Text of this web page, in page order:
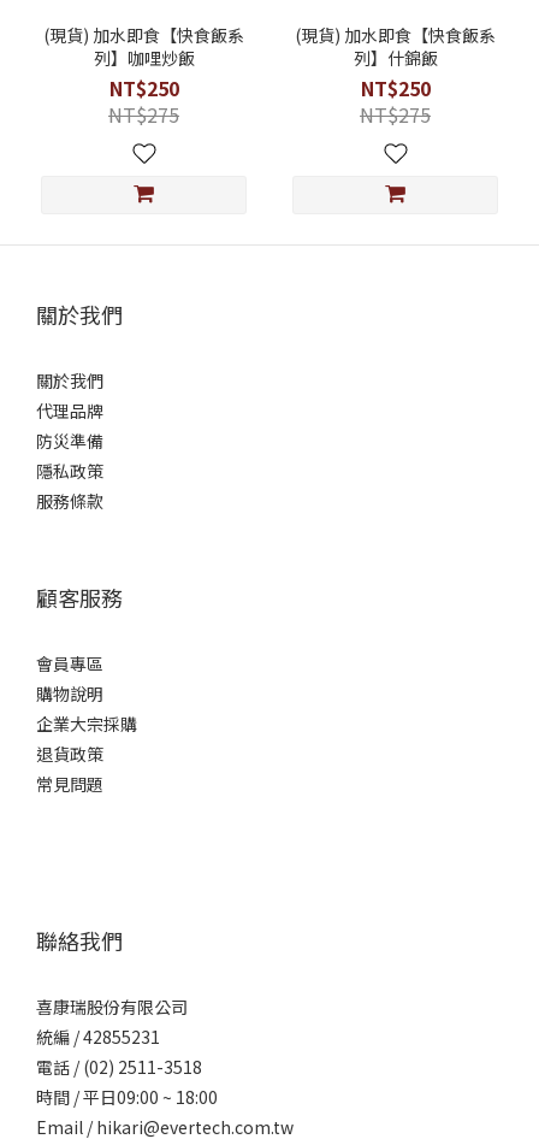
(現貨) 加水即食【快食飯系
列】咖哩炒飯
NT$250
NT$275
(現貨) 加水即食【快食飯系
列】什錦飯
NT$250
NT$275
關於我們
關於我們
代理品牌
防災準備
隱私政策
服務條款
顧客服務
會員專區
購物說明
企業大宗採購
退貨政策
常見問題
聯絡我們
喜康瑞股份有限公司
統編 / 42855231
電話 / (02) 2511-3518
時間 / 平日09:00 ~ 18:00
Email / hikari@evertech.com.tw